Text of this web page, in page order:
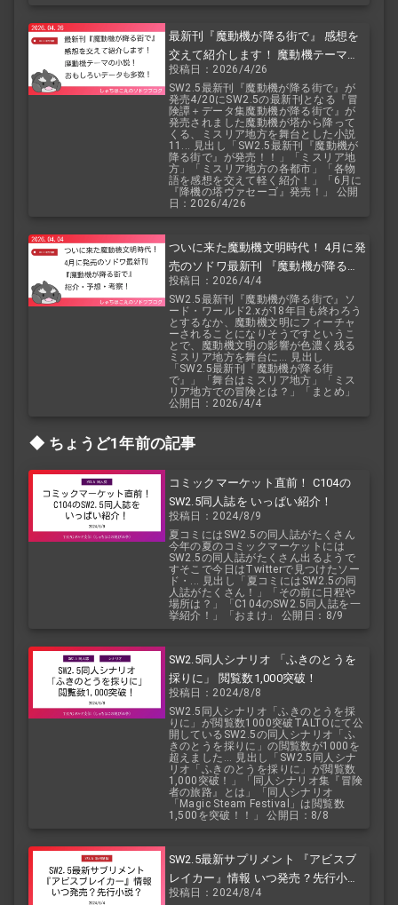
最新刊『魔動機が降る街で』 感想を
交えて紹介します！ 魔動機テーマの
小説！ おもしろいデータも多数！
投稿日：2026/4/26
SW2.5最新刊『魔動機が降る街で』が
発売4/20にSW2.5の最新刊となる『冒
険譚＋データ集魔動機が降る街で』が
発売されました魔動機が塔から降って
くる、ミスリア地方を舞台とした小説
11... 見出し「SW2.5最新刊『魔動機が
降る街で』が発売！！」「ミスリア地
方」「ミスリア地方の各都市」「各物
語を感想を交えて軽く紹介！」「6月に
『降機の塔ヴァセーゴ』発売！」 公開
日：2026/4/26
ついに来た魔動機文明時代！ 4月に発
売のソドワ最新刊 『魔動機が降る街
で』 紹介・予想・考察！
投稿日：2026/4/4
SW2.5最新刊『魔動機が降る街で』ソ
ード・ワールド2.xが18年目も終わろう
とするなか、魔動機文明にフィーチャ
ーされることになりそうですというこ
とで、魔動機文明の影響が色濃く残る
ミスリア地方を舞台に... 見出し
「SW2.5最新刊『魔動機が降る街
で』」「舞台はミスリア地方」「ミス
リア地方での冒険とは？」「まとめ」
公開日：2026/4/4
ちょうど1年前の記事
コミックマーケット直前！ C104の
SW2.5同人誌を いっぱい紹介！
投稿日：2024/8/9
夏コミにはSW2.5の同人誌がたくさん
今年の夏のコミックマーケットには
SW2.5の同人誌がたくさん出るようで
すそこで今日はTwitterで見つけたソー
ド・... 見出し「夏コミにはSW2.5の同
人誌がたくさん！」「その前に日程や
場所は？」「C104のSW2.5同人誌を一
挙紹介！」「おまけ」 公開日：8/9
SW2.5同人シナリオ 「ふきのとうを
採りに」 閲覧数1,000突破！
投稿日：2024/8/8
SW2.5同人シナリオ「ふきのとうを採
りに」が閲覧数1000突破TALTOにて公
開しているSW2.5の同人シナリオ「ふ
きのとうを採りに」の閲覧数が1000を
超えました... 見出し「SW2.5同人シナ
リオ「ふきのとうを採りに」が閲覧数
1,000突破！」「同人シナリオ集『冒険
者の旅路』とは」「同人シナリオ
「Magic Steam Festival」は閲覧数
1,500を突破！！」 公開日：8/8
SW2.5最新サプリメント 『アビスブ
レイカー』情報 いつ発売？先行小
説？
投稿日：2024/8/4